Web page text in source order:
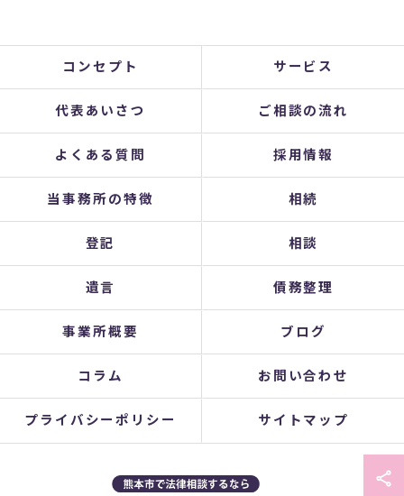
コンセプト サービス
代表あいさつ ご相談の流れ
よくある質問 採用情報
当事務所の特徴 相続
登記 相談
遺言 債務整理
事業所概要 ブログ
コラム お問い合わせ
プライバシーポリシー サイトマップ